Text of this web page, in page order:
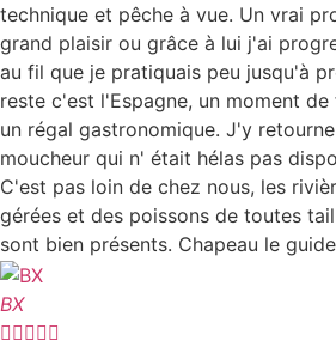
technique et pêche à vue. Un vrai
grand plaisir ou grâce à lui j'ai
au fil que je pratiquais peu jusqu'à
reste c'est l'Espagne, un moment
un régal gastronomique. J'y
moucheur qui n' était hélas pas
C'est pas loin de chez nous, les
gérées et des poissons de toutes
sont bien présents. Chapeau le
BX
